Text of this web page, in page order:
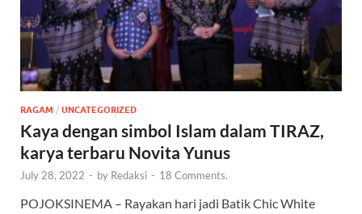
RAGAM / UNCATEGORIZED
Kaya dengan simbol Islam dalam TIRAZ,
karya terbaru Novita Yunus
July 28, 2022 - by Redaksi - 18 Comments.
POJOKSINEMA – Rayakan hari jadi Batik Chic White